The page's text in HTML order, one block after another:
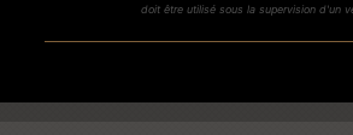
doit être utilisé sous la supervision d'un